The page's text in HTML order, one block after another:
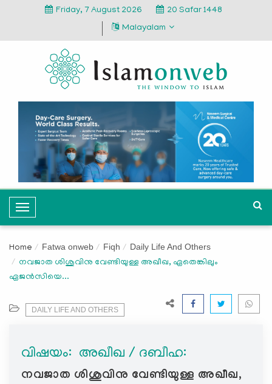
Friday, 7 August 2026
20 Safar 1448
Malayalam
T
o
g
l
e
g
a
Home Fatwa onweb Fiqh Daily Life And Others
നവജാത ശിശുവിനു വേണ്ടിയുള്ള അഖീഖ, ഏതെങ്കിലും
ഏജൻസിയെ...
DAILY LIFE AND OTHERS
വിഷയം: ‍ അഖീഖ / ദബീഹ:
നവജാത ശിശുവിനു വേണ്ടിയുള്ള അഖീഖ,